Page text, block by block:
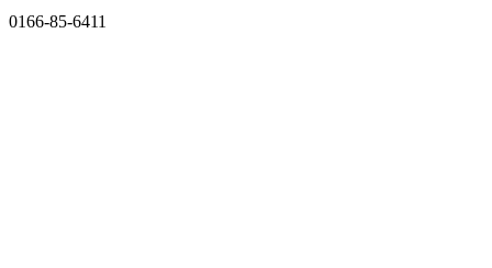
0166-85-6411